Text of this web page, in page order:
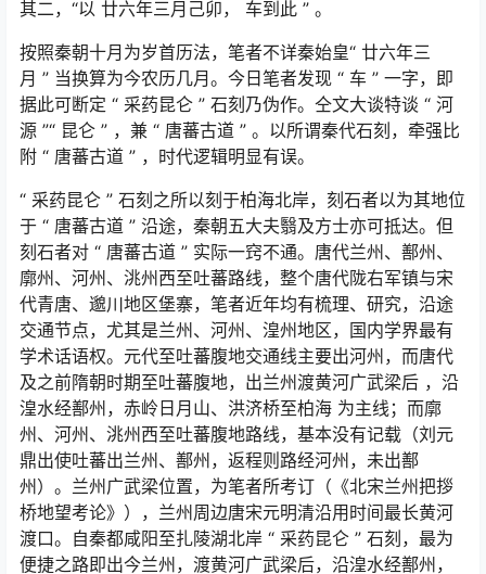
其二，“以 廿六年三月己卯， 车到此 ” 。
按照秦朝十月为岁首历法，笔者不详秦始皇“ 廿六年三
月 ” 当换算为今农历几月。今日笔者发现 “ 车 ” 一字，即
据此可断定 “ 采药昆仑 ” 石刻乃伪作。仝文大谈特谈 “ 河
源 ”“ 昆仑 ” ，兼 “ 唐蕃古道 ” 。以所谓秦代石刻，牵强比
附 “ 唐蕃古道 ” ，时代逻辑明显有误。
“ 采药昆仑 ” 石刻之所以刻于柏海北岸，刻石者以为其地位
于 “ 唐蕃古道 ” 沿途，秦朝五大夫翳及方士亦可抵达。但
刻石者对 “ 唐蕃古道 ” 实际一窍不通。唐代兰州、鄯州、
廓州、河州、洮州西至吐蕃路线，整个唐代陇右军镇与宋
代青唐、邈川地区堡寨，笔者近年均有梳理、研究，沿途
交通节点，尤其是兰州、河州、湟州地区，国内学界最有
学术话语权。元代至吐蕃腹地交通线主要出河州，而唐代
及之前隋朝时期至吐蕃腹地，出兰州渡黄河广武梁后 ，沿
湟水经鄯州，赤岭日月山、洪济桥至柏海 为主线；而廓
州、河州、洮州西至吐蕃腹地路线，基本没有记载（刘元
鼎出使吐蕃出兰州、鄯州，返程则路经河州，未出鄯
州）。兰州广武梁位置，为笔者所考订（《北宋兰州把拶
桥地望考论》），兰州周边唐宋元明清沿用时间最长黄河
渡口。自秦都咸阳至扎陵湖北岸 “ 采药昆仑 ” 石刻，最为
便捷之路即出今兰州，渡黄河广武梁后，沿湟水经鄯州，